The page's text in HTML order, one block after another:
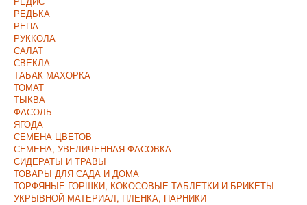
РЕДЬКА
РЕПА
РУККОЛА
САЛАТ
СВЕКЛА
ТАБАК МАХОРКА
ТОМАТ
ТЫКВА
ФАСОЛЬ
ЯГОДА
СЕМЕНА ЦВЕТОВ
СЕМЕНА, УВЕЛИЧЕННАЯ ФАСОВКА
СИДЕРАТЫ И ТРАВЫ
ТОВАРЫ ДЛЯ САДА И ДОМА
ТОРФЯНЫЕ ГОРШКИ, КОКОСОВЫЕ ТАБЛЕТКИ И БРИКЕТЫ
УКРЫВНОЙ МАТЕРИАЛ, ПЛЕНКА, ПАРНИКИ